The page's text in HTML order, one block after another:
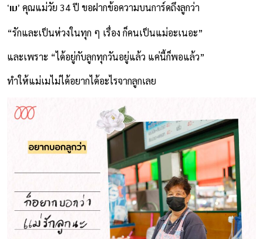
‘เม’ คุณแม่วัย 34 ปี ขอฝากข้อความบนการ์ดถึงลูกว่า
“รักและเป็นห่วงในทุก ๆ เรื่อง ก็คนเป็นแม่อะเนอะ”
และเพราะ “ได้อยู่กับลูกทุกวันอยู่แล้ว แค่นี้ก็พอแล้ว”
ทำให้แม่เมไม่ได้อยากได้อะไรจากลูกเลย